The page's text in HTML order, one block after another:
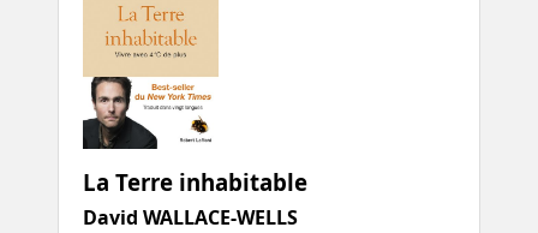
La Terre inhabitable
David WALLACE-WELLS